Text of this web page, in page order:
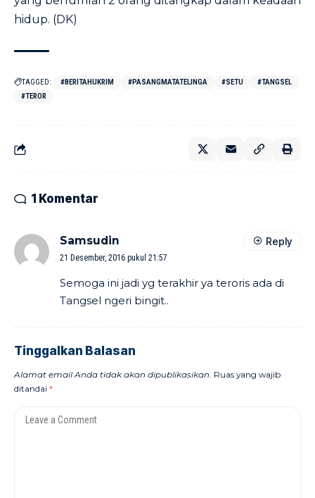
hidup. (DK)
TAGGED: #BERITAHUKRIM #PASANGMATATELINGA #SETU
#TANGSEL
#TEROR
1 Komentar
Samsudin
21 Desember, 2016 pukul 21:57
Semoga ini jadi yg terakhir ya teroris ada di
Tangsel ngeri bingit..
Reply
Tinggalkan Balasan
Alamat email Anda tidak akan dipublikasikan. Ruas yang wajib
ditandai *